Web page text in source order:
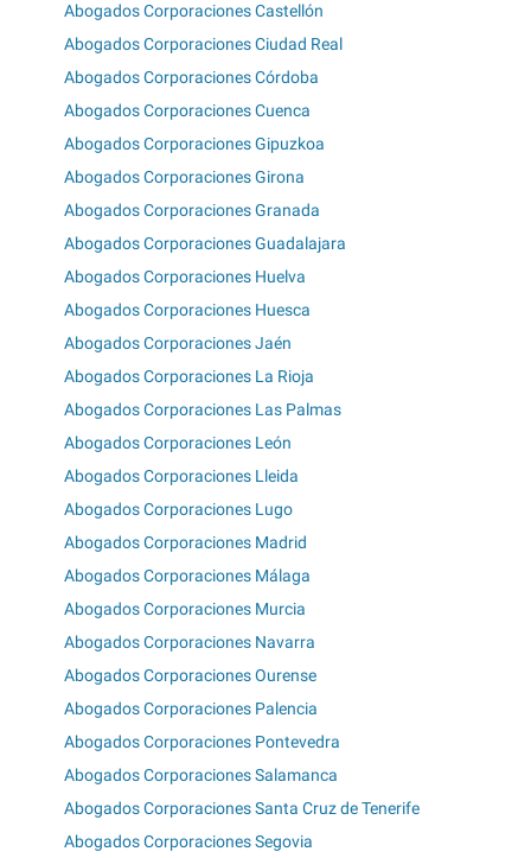
Abogados Corporaciones Castellón
Abogados Corporaciones Ciudad Real
Abogados Corporaciones Córdoba
Abogados Corporaciones Cuenca
Abogados Corporaciones Gipuzkoa
Abogados Corporaciones Girona
Abogados Corporaciones Granada
Abogados Corporaciones Guadalajara
Abogados Corporaciones Huelva
Abogados Corporaciones Huesca
Abogados Corporaciones Jaén
Abogados Corporaciones La Rioja
Abogados Corporaciones Las Palmas
Abogados Corporaciones León
Abogados Corporaciones Lleida
Abogados Corporaciones Lugo
Abogados Corporaciones Madrid
Abogados Corporaciones Málaga
Abogados Corporaciones Murcia
Abogados Corporaciones Navarra
Abogados Corporaciones Ourense
Abogados Corporaciones Palencia
Abogados Corporaciones Pontevedra
Abogados Corporaciones Salamanca
Abogados Corporaciones Santa Cruz de Tenerife
Abogados Corporaciones Segovia